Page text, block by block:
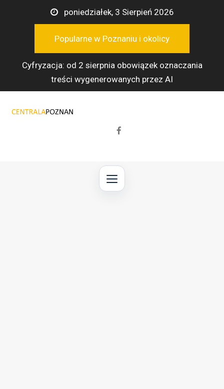
Przejdź
treści
poniedziałek, 3 Sierpień 2026
Popularne w Poznaniu i okolicy
Cyfryzacja: od 2 sierpnia obowiązek oznaczania
treści wygenerowanych przez AI